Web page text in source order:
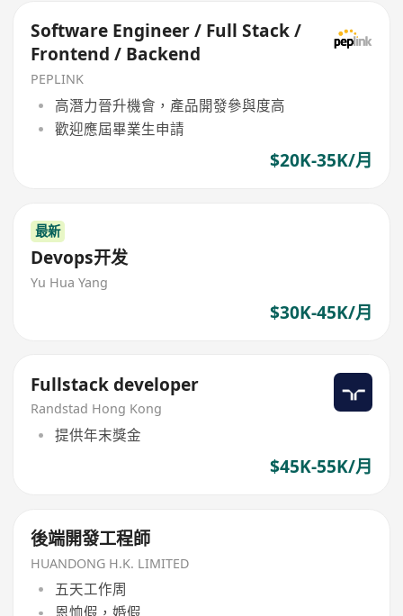
Software Engineer / Full Stack /
Frontend / Backend
PEPLINK
高潛力晉升機會，產品開發參與度高
歡迎應屆畢業生申請
$20K-35K/月
最新
Devops开发
Yu Hua Yang
$30K-45K/月
Fullstack developer
Randstad Hong Kong
提供年末獎金
$45K-55K/月
後端開發工程師
HUANDONG H.K. LIMITED
五天工作周